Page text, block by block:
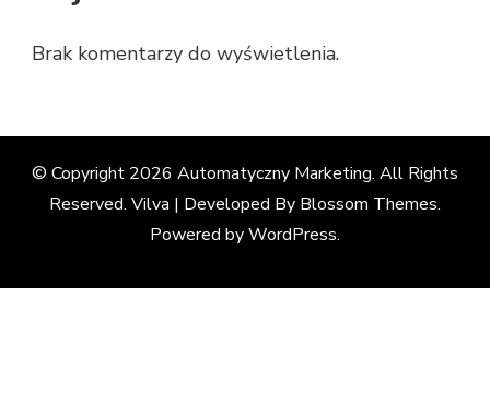
Brak komentarzy do wyświetlenia.
© Copyright 2026 Automatyczny Marketing. All Rights
Reserved. Vilva | Developed By Blossom Themes.
Powered byWordPress.